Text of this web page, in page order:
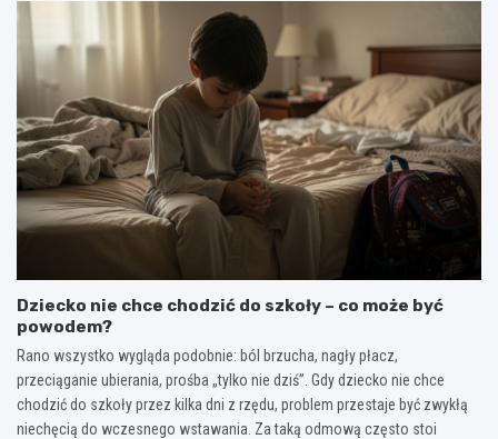
Dziecko nie chce chodzić do szkoły – co może być
powodem?
Rano wszystko wygląda podobnie: ból brzucha, nagły płacz,
przeciąganie ubierania, prośba „tylko nie dziś”. Gdy dziecko nie chce
chodzić do szkoły przez kilka dni z rzędu, problem przestaje być zwykłą
niechęcią do wczesnego wstawania. Za taką odmową często stoi